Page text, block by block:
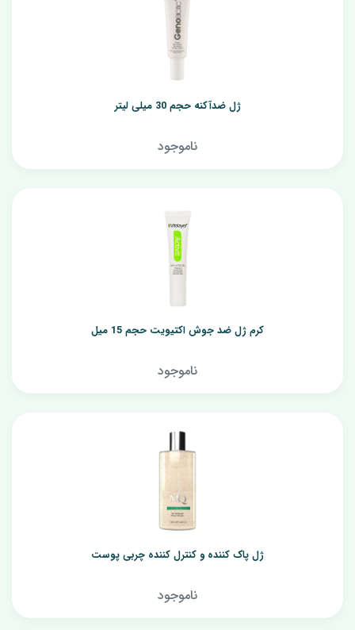
ژل ضدآکنه حجم 30 میلی لیتر
ناموجود
کرم ژل ضد جوش اکتیویت حجم 15 میل
ناموجود
ژل پاک کننده و کنترل کننده چربی پوست
ناموجود